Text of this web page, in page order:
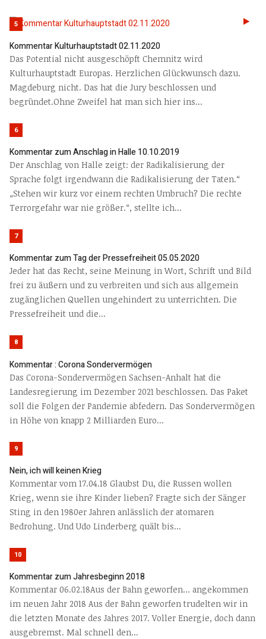
5
Kommentar Kulturhauptstadt 02.11.2020
Das Potential nicht ausgeschöpft Chemnitz wird
Kulturhauptstadt Europas. Herzlichen Glückwunsch dazu.
Magdeburg nicht. Das hat die Jury beschlossen und
begründet.Ohne Zweifel hat man sich hier ins...
6
Kommentar zum Anschlag in Halle 10.10.2019
Der Anschlag von Halle zeigt: der Radikalisierung der
Sprache folgt irgendwann die Radikalisierung der Taten.“
„Stehen wir kurz vor einem rechten Umbruch? Die rechte
Terrorgefahr war nie größer.“, stellte ich...
7
Kommentar zum Tag der Pressefreiheit 05.05.2020
Jeder hat das Recht, seine Meinung in Wort, Schrift und Bild
frei zu äußern und zu verbreiten und sich aus allgemein
zugänglichen Quellen ungehindert zu unterrichten. Die
Pressefreiheit und die...
8
Kommentar : Corona Sondervermögen
Das Corona-Sondervermögen Sachsen-Anhalt hat die
Landesregierung im Dezember 2021 beschlossen. Das Paket
soll die Folgen der Pandemie abfedern. Das Sondervermögen
in Höhe von knapp 2 Milliarden Euro...
9
Nein, ich will keinen Krieg
Kommentar vom 17.04.18 Glaubst Du, die Russen wollen
Krieg, wenn sie ihre Kinder lieben? Fragte sich der Sänger
Sting in den 1980er Jahren anlässlich der atomaren
Bedrohung. Und Udo Linderberg quält bis...
10
Kommentar zum Jahresbeginn 2018
Kommentar 06.02.18Aus der Bahn geworfen… angekommen
im neuen Jahr 2018 Aus der Bahn geworfen trudelten wir in
die letzten Monate des Jahres 2017. Voller Energie, doch dann
ausgebremst. Mal schnell den...